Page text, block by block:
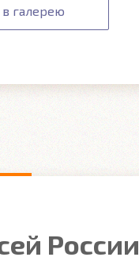
галерею
России